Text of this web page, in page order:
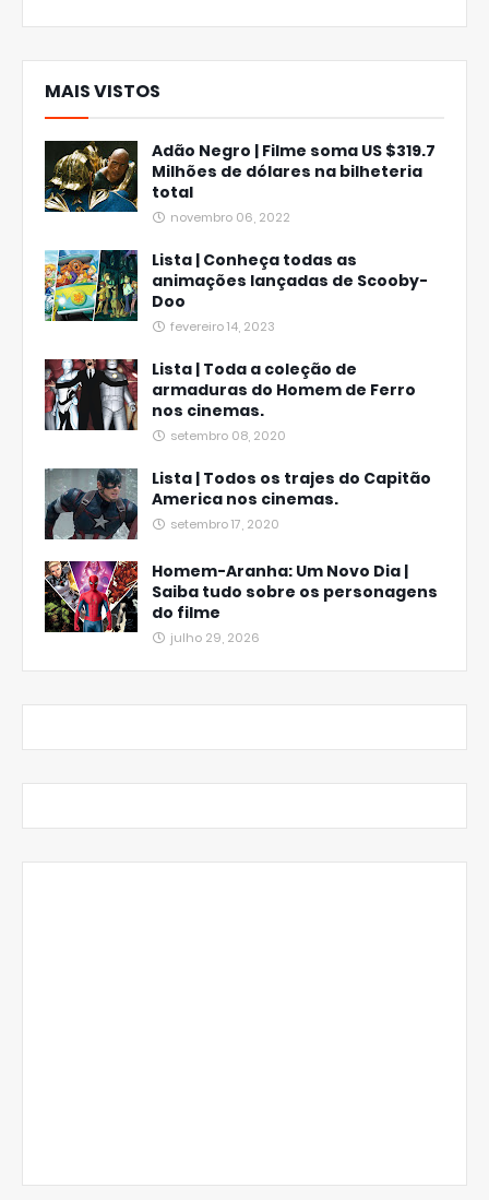
MAIS VISTOS
Adão Negro | Filme soma US $319.7
Milhões de dólares na bilheteria
total
novembro 06, 2022
Lista | Conheça todas as
animações lançadas de Scooby-
Doo
fevereiro 14, 2023
Lista | Toda a coleção de
armaduras do Homem de Ferro
nos cinemas.
setembro 08, 2020
Lista | Todos os trajes do Capitão
America nos cinemas.
setembro 17, 2020
Homem-Aranha: Um Novo Dia |
Saiba tudo sobre os personagens
do filme
julho 29, 2026